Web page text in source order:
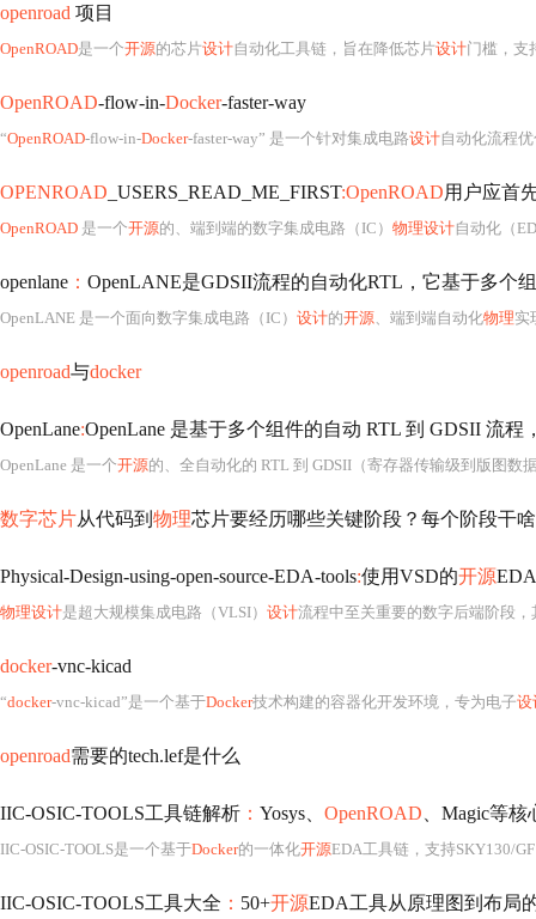
openroad 项目
OpenROAD是一个开源的芯片设计自动化工具链，旨在降低芯片设计门槛，支
OpenROAD-flow-in-Docker-faster-way
“OpenROAD-flow-in-Docker-faster-way” 是一个针对集成电路设计自动化流程
OPENROAD _USERS_READ_ME_FIRST:OpenROAD用户应首
OpenROAD 是一个开源的、端到端的数字集成电路（IC） 物理设计自动化（EDA）工具链，由加州大学圣地
openlane ： OpenLANE是GDSII流程的自动化RTL，它基于多个
OpenLANE 是一个面向数字集成电路（IC） 设计的开源、端到端自动化物理实
openroad与docker
OpenLane:OpenLane 是基于多个组件的自动 RTL 到 GDSII 流程
OpenLane 是一个开源的、全自动化的 RTL 到 GDSII（寄存器传输级到版图数
数字芯片从代码到 物理芯片要经历哪些关键阶段？每个阶段干
Physical-Design-using-open-source-EDA-tools:使用VSD的开源
物理设计是超大规模集成电路（VLSI） 设计流程中至关重要的数字后端阶段，其核心目标是将经过逻辑综合生成的门级网表（
docker-vnc-kicad
“docker-vnc-kicad”是一个基于Docker技术构建的容器化开发环境，专为电子设
openroad需要的tech.lef是什么
IIC-OSIC-TOOLS工具链解析 ： Yosys、 OpenROAD 、Magic等
IIC-OSIC-TOOLS是一个基于Docker的一体化开源EDA工具链，支持SKY130/GF180/
IIC-OSIC-TOOLS工具大全 ： 50+开源EDA工具从原理图到布局